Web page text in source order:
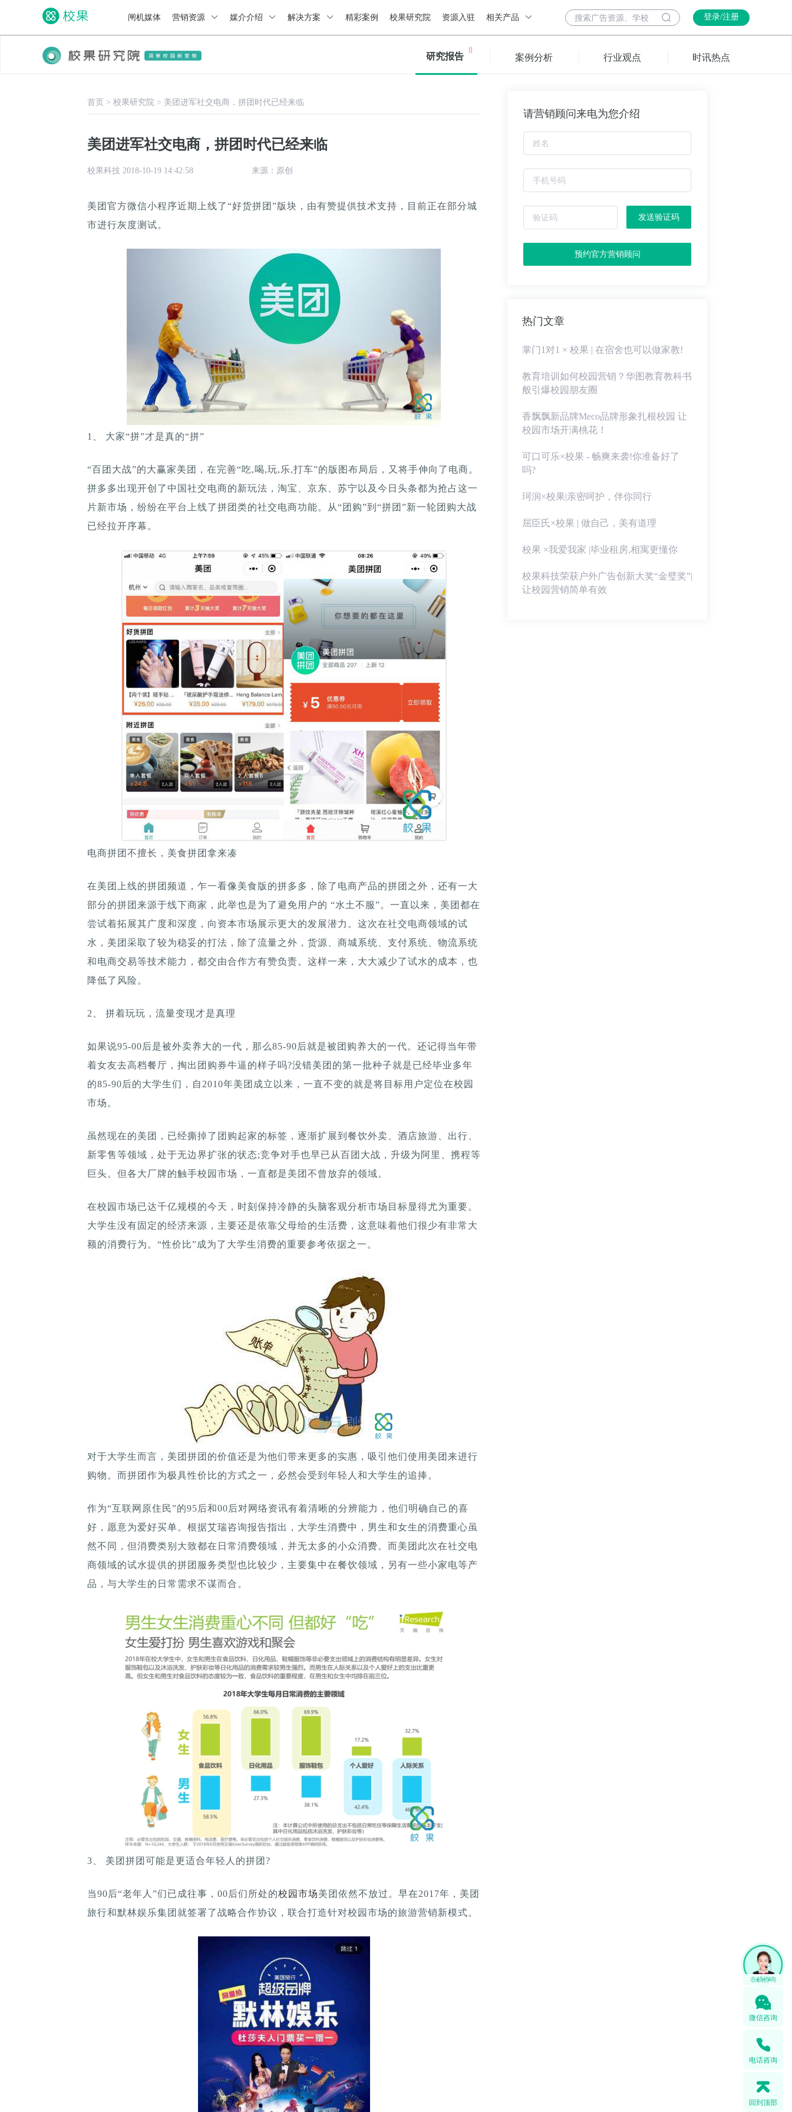
闸机媒体 营销资源 媒介介绍 解决方案 精彩案例 校果研究院 资源入驻 相关产品 登录/注册
研究报告 案例分析 行业观点 时讯热点
首页 > 校果研究院 > 美团进军社交电商，拼团时代已经来临
美团进军社交电商，拼团时代已经来临
校果科技 2018-10-19 14:42:58 来源：原创
美团官方微信小程序近期上线了“好货拼团”版块，由有赞提供技术支持，目前正在部分城
市进行灰度测试。
1、 大家“拼”才是真的“拼”
“百团大战”的大赢家美团，在完善“吃,喝,玩,乐,打车”的版图布局后，又将手伸向了电商。
拼多多出现开创了中国社交电商的新玩法，淘宝、京东、苏宁以及今日头条都为抢占这一
片新市场，纷纷在平台上线了拼团类的社交电商功能。从“团购”到“拼团”新一轮团购大战
已经拉开序幕。
电商拼团不擅长，美食拼团拿来凑
在美团上线的拼团频道，乍一看像美食版的拼多多，除了电商产品的拼团之外，还有一大
部分的拼团来源于线下商家，此举也是为了避免用户的 “水土不服”。一直以来，美团都在
尝试着拓展其广度和深度，向资本市场展示更大的发展潜力。这次在社交电商领域的试
水，美团采取了较为稳妥的打法，除了流量之外，货源、商城系统、支付系统、物流系统
和电商交易等技术能力，都交由合作方有赞负责。这样一来，大大减少了试水的成本，也
降低了风险。
2、 拼着玩玩，流量变现才是真理
如果说95-00后是被外卖养大的一代，那么85-90后就是被团购养大的一代。还记得当年带
着女友去高档餐厅，掏出团购券牛逼的样子吗?没错美团的第一批种子就是已经毕业多年
的85-90后的大学生们，自2010年美团成立以来，一直不变的就是将目标用户定位在校园
市场。
虽然现在的美团，已经撕掉了团购起家的标签，逐渐扩展到餐饮外卖、酒店旅游、出行、
新零售等领域，处于无边界扩张的状态;竞争对手也早已从百团大战，升级为阿里、携程等
巨头。但各大厂牌的触手校园市场，一直都是美团不曾放弃的领域。
在校园市场已达千亿规模的今天，时刻保持冷静的头脑客观分析市场目标显得尤为重要。
大学生没有固定的经济来源，主要还是依靠父母给的生活费，这意味着他们很少有非常大
额的消费行为。“性价比”成为了大学生消费的重要参考依据之一。
对于大学生而言，美团拼团的价值还是为他们带来更多的实惠，吸引他们使用美团来进行
购物。而拼团作为极具性价比的方式之一，必然会受到年轻人和大学生的追捧。
作为“互联网原住民”的95后和00后对网络资讯有着清晰的分辨能力，他们明确自己的喜
好，愿意为爱好买单。根据艾瑞咨询报告指出，大学生消费中，男生和女生的消费重心虽
然不同，但消费类别大致都在日常消费领域，并无太多的小众消费。而美团此次在社交电
商领域的试水提供的拼团服务类型也比较少，主要集中在餐饮领域，另有一些小家电等产
品，与大学生的日常需求不谋而合。
3、 美团拼团可能是更适合年轻人的拼团?
当90后“老年人”们已成往事，00后们所处的校园市场美团依然不放过。早在2017年，美团
旅行和默林娱乐集团就签署了战略合作协议，联合打造针对校园市场的旅游营销新模式。
请营销顾问来电为您介绍
发送验证码
预约官方营销顾问
热门文章
掌门1对1 × 校果 | 在宿舍也可以做家教!
教育培训如何校园营销？华图教育教科书
般引爆校园朋友圈
香飘飘新品牌Meco品牌形象扎根校园 让
校园市场开满桃花！
可口可乐×校果 - 畅爽来袭!你准备好了
吗?
珂润×校果|亲密呵护，伴你同行
屈臣氏×校果 | 做自己，美有道理
校果 ×我爱我家 |毕业租房,相寓更懂你
校果科技荣获户外广告创新大奖“金璧奖”|
让校园营销简单有效
在线咨询
微信咨询
电话咨询
回到顶部